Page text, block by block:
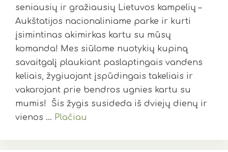
seniausių ir gražiausių Lietuvos kampelių –
Aukštatijos nacionaliniame parke ir kurti
įsimintinas akimirkas kartu su mūsų
komanda! Mes siūlome nuotykių kupiną
savaitgalį plaukiant paslaptingais vandens
keliais, žygiuojant įspūdingais takeliais ir
vakarojant prie bendros ugnies kartu su
mumis! Šis žygis susideda iš dviejų dienų ir
vienos … Plačiau